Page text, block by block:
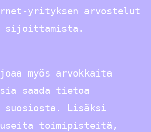
yrityksen arvostelut
sijoittamista.
myös arvokkaita
saada tietoa
suosiosta. Lisäksi
useita toimipisteitä,